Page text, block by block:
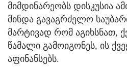
მიმდინარეობს დისკუსია
მინდა გავაგრძელო
მარტივად რომ აგიხსნათ,
წამალი გამოიგონეს, ის
აფინანსებს.